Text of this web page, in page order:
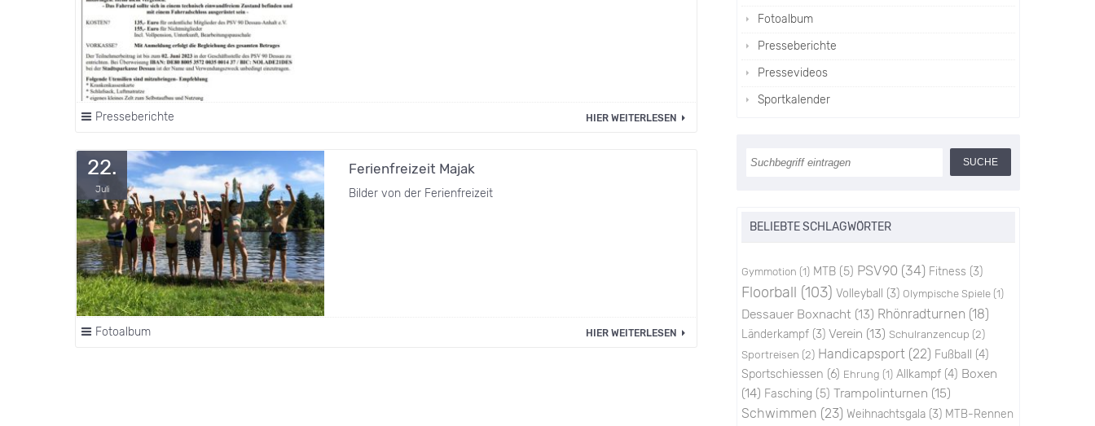
Presseberichte HIER WEITERLESEN
22.
Juli
Ferienfreizeit Majak
Bilder von der Ferienfreizeit
Fotoalbum HIER WEITERLESEN
Fotoalbum
Presseberichte
Pressevideos
Sportkalender
BELIEBTE SCHLAGWÖRTER
Gymmotion (1) MTB (5) PSV90 (34) Fitness (3)
Floorball (103) Volleyball (3) Olympische Spiele (1)
Dessauer Boxnacht (13) Rhönradturnen (18)
Länderkampf (3) Verein (13) Schulranzencup (2)
Sportreisen (2) Handicapsport (22) Fußball (4)
Sportschiessen (6) Ehrung (1) Allkampf (4) Boxen
(14) Fasching (5) Trampolinturnen (15)
Schwimmen (23) Weihnachtsgala (3) MTB-Rennen